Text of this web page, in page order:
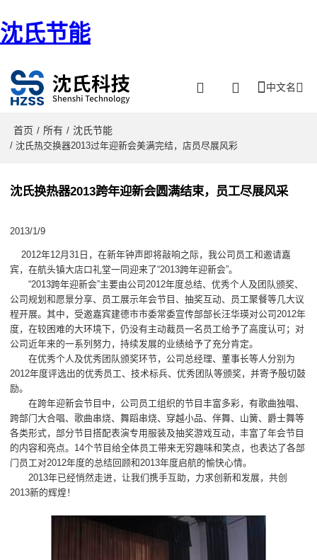
沈氏节能
中文名
首页 / 所有 / 沈氏节能
/ 沈氏热交换器2013过年迎新会美满完结，店员尽展风彩
沈氏换热器2013跨年迎新会圆满结束，员工尽展风采
2013/1/9
2012年12月31日，在新年钟声即将敲响之际，我公司员工和邀请嘉
宾，在航头镇大店口礼堂一同迎来了“2013跨年迎新会”。
“2013跨年迎新会”主要由公司2012年度总结、优秀个人及团队颁奖、
公司规划和愿景分享、员工展示年会节目、抽奖互动、员工聚餐等几大议
程开展。其中，受邀嘉宾建德市市委常委宣传部部长汪华瑛对公司2012年
度，在较困难的大环境下，仍没有主动裁员一名员工给予了高度认可；对
公司近年来的一系列努力，持续发展的业绩给予了充分肯定。
在优秀个人及优秀团队颁奖环节，公司总经理、董事长等人分别为
2012年度评选出的优秀员工、技术标兵、优秀团队等颁奖，并寄予殷切鼓
励。
在跨年迎新会节目中，公司员工组织的节目丰富多彩，有歌曲独唱、
跨部门大合唱、歌曲串烧、舞蹈串烧、穿越小品、伴舞、山簧、爵士舞等
各类形式，部分节目搭配表演专用服装及抽奖游戏互动，丰富了年会节目
的内容和亮点。14个节目给全体员工带来无穷趣味和笑点，也表达了各部
门员工对2012年度的总结回顾和2013年度启航的愉快心情。
2013年已经悄然走进，让我们携手互助，力求创新和发展，共创
2013新的辉煌！